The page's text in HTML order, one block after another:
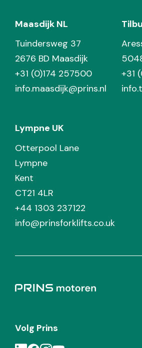
Maasdijk NL
Tuindersweg 37
2676 BD Maasdijk
+31 (0)174 257500
info.maasdijk@prins.nl
+31
Lympne UK
Otterpool Lane
Lympne
Kent
CT21 4LR
+44 1303 237122
info@prinsforklifts.co.uk
Volg Prins